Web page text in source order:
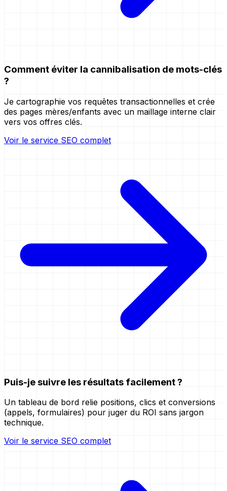
Comment éviter la cannibalisation de mots-clés
?
Je cartographie vos requêtes transactionnelles et crée
des pages mères/enfants avec un maillage interne clair
vers vos offres clés.
Voir le service SEO complet
Puis-je suivre les résultats facilement ?
Un tableau de bord relie positions, clics et conversions
(appels, formulaires) pour juger du ROI sans jargon
technique.
Voir le service SEO complet